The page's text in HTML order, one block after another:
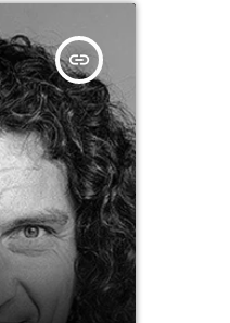
insert_link